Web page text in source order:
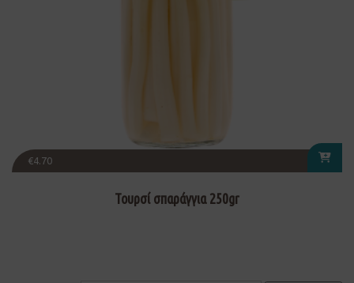
€4.70
Τουρσί σπαράγγια 250gr